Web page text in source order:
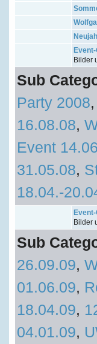
Bilder
Sub
Party 2008,
16.08.08,
Event
31.05.08,
18.04.-
Bilder
Sub
26.09.09,
01.06.09,
18.04.09,
04.01.09,